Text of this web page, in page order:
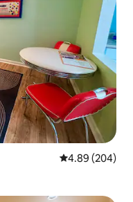
평점 4.89점(5
4.89 (204)